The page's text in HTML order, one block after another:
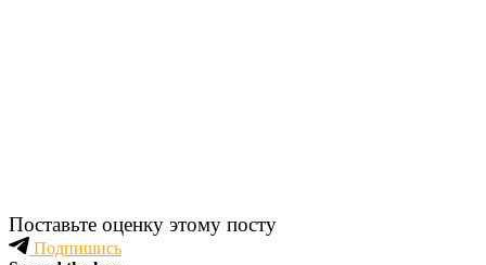
Поставьте оценку этому посту
Подпишись